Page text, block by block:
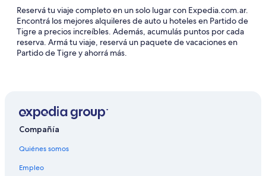
Reservá tu viaje completo en un solo lugar con Expedia.com.ar.
Encontrá los mejores alquileres de auto u hoteles en Partido de
Tigre a precios increíbles. Además, acumulás puntos por cada
reserva. Armá tu viaje, reservá un paquete de vacaciones en
Partido de Tigre y ahorrá más.
Compañía
Quiénes somos
Empleo